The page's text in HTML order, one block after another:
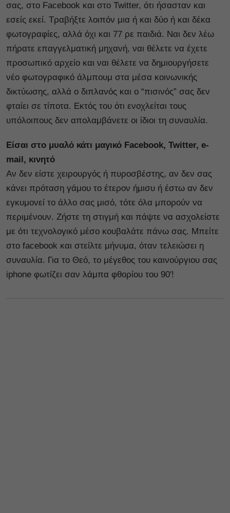
σας, στο Facebook και στο Twitter, ότι ήσασταν και
εσείς εκεί. Τραβήξτε λοιπόν μια ή και δύο ή και δέκα
φωτογραφίες, αλλά όχι και 77 ρε παιδιά. Ναι δεν λέω
πήρατε επαγγελματική μηχανή, ναι θέλετε να έχετε
προσωπικό αρχείο και ναι θέλετε να δημιουργήσετε
νέο φωτογραφικό άλμπουμ στα μέσα κοινωνικής
δικτύωσης, αλλά ο διπλανός και ο “πισινός” σας δεν
φταίει σε τίποτα. Εκτός του ότι ενοχλείται τους
υπόλοιπους δεν απολαμβάνετε οι ίδιοι τη συναυλία.
Είσαι στο μυαλό κάτι μαγικό Facebook, Twitter, e-
mail, κινητό
Αν δεν είστε χειρουργός ή πυροσβέστης, αν δεν σας
κάνει πρόταση γάμου το έτερον ήμισυ ή έστω αν δεν
εγκυμονεί το άλλο σας μισό, τότε όλα μπορούν να
περιμένουν. Ζήστε τη στιγμή και πάψτε να ασχολείστε
με ότι τεχνολογικό μέσο κουβαλάτε πάνω σας. Μπείτε
στο facebook και στείλτε μήνυμα, όταν τελειώσει η
συναυλία. Για το Θεό, το μέγεθος του καινούργιου σας
iphone φωτίζει σαν λάμπα φθορίου του 90′!